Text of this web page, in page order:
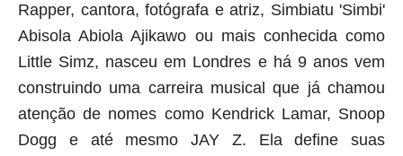
Rapper, cantora, fotógrafa e atriz, Simbiatu 'Simbi'
Abisola Abiola Ajikawo ou mais conhecida como
Little Simz, nasceu em Londres e há 9 anos vem
construindo uma carreira musical que já chamou
atenção de nomes como Kendrick Lamar, Snoop
Dogg e até mesmo JAY Z. Ela define suas